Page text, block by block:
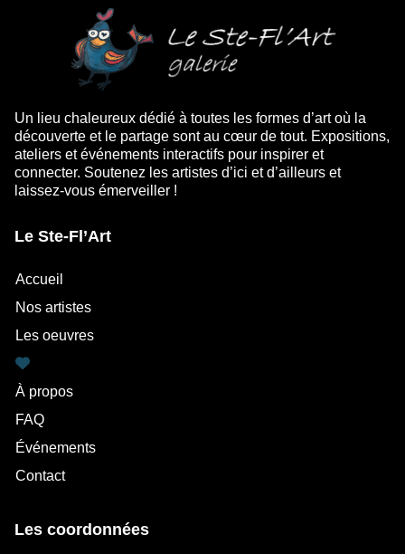
Un lieu chaleureux dédié à toutes les formes d’art où la
découverte et le partage sont au cœur de tout. Expositions,
ateliers et événements interactifs pour inspirer et
connecter. Soutenez les artistes d’ici et d’ailleurs et
laissez-vous émerveiller !
Le Ste-Fl’Art
Accueil
Nos artistes
Les oeuvres
À propos
FAQ
Événements
Contact
Les coordonnées